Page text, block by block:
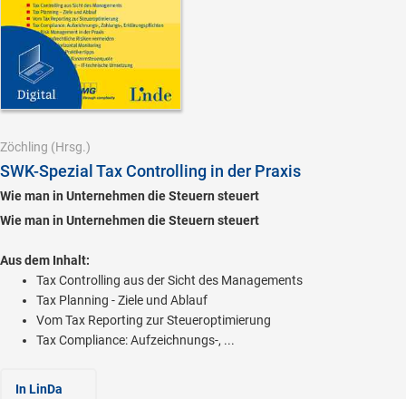
Zöchling (Hrsg.)
SWK-Spezial Tax Controlling in der Praxis
Wie man in Unternehmen die Steuern steuert
Wie man in Unternehmen die Steuern steuert
Aus dem Inhalt:
Tax Controlling aus der Sicht des Managements
Tax Planning - Ziele und Ablauf
Vom Tax Reporting zur Steueroptimierung
Tax Compliance: Aufzeichnungs-, ...
In LinDa